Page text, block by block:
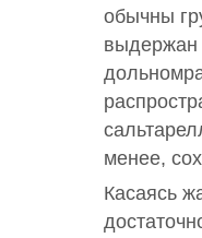
обычны
выдержан
менее,
Касаясь